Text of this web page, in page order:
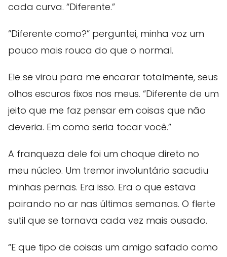
cada curva. “Diferente.”
“Diferente como?” perguntei, minha voz um
pouco mais rouca do que o normal.
Ele se virou para me encarar totalmente, seus
olhos escuros fixos nos meus. “Diferente de um
jeito que me faz pensar em coisas que não
deveria. Em como seria tocar você.”
A franqueza dele foi um choque direto no
meu núcleo. Um tremor involuntário sacudiu
minhas pernas. Era isso. Era o que estava
pairando no ar nas últimas semanas. O flerte
sutil que se tornava cada vez mais ousado.
“E que tipo de coisas um amigo safado como